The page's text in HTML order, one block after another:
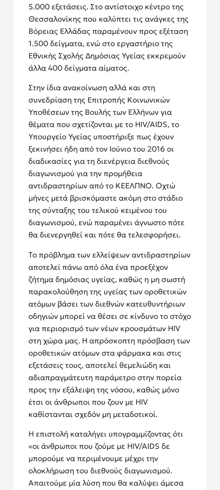
5.000 εξετάσεις. Στο αντίστοιχο κέντρο της
Θεσσαλονίκης που καλύπτει τις ανάγκες της
Βόρειας Ελλάδας παραμένουν προς εξέταση
1.500 δείγματα, ενώ στο εργαστήριο της
Εθνικής Σχολής Δημόσιας Υγείας εκκρεμούν
άλλα 400 δείγματα αίματος.
Στην ίδια ανακοίνωση αλλά και στη
συνεδρίαση της Επιτροπής Κοινωνικών
Υποθέσεων της Βουλής των Ελλήνων για
θέματα που σχετίζονται με το HIV/AIDS, το
Υπουργείο Υγείας υποστήριξε πως έχουν
ξεκινήσει ήδη από τον Ιούνιο του 2016 οι
διαδικασίες για τη διενέργεια διεθνούς
διαγωνισμού για την προμήθεια
αντιδραστηρίων από το ΚΕΕΛΠΝΟ. Οχτώ
μήνες μετά βρισκόμαστε ακόμη στο στάδιο
της σύνταξης του τελικού κειμένου του
διαγωνισμού, ενώ παραμένει άγνωστο πότε
θα διενεργηθεί και πότε θα τελεσφορήσει.
Το πρόβλημα των ελλείψεων αντιδραστηρίων
αποτελεί πάνω από όλα ένα προεξέχον
ζήτημα δημόσιας υγείας, καθώς η μη σωστή
παρακολούθηση της υγείας των οροθετικών
ατόμων βάσει των διεθνών κατευθυντήριων
οδηγιών μπορεί να θέσει σε κίνδυνο το στόχο
για περιορισμό των νέων κρουσμάτων HIV
στη χώρα μας. Η απρόσκοπτη πρόσβαση των
οροθετικών ατόμων στα φάρμακα και στις
εξετάσεις τους, αποτελεί θεμελιώδη και
αδιαπραγμάτευτη παράμετρο στην πορεία
προς την εξάλειψη της νόσου, καθώς μόνο
έτσι οι άνθρωποι που ζουν με HIV
καθίστανται σχεδόν μη μεταδοτικοί.
Η επιστολή καταλήγει υπογραμμίζοντας ότι
«οι άνθρωποι που ζούμε με HIV/AIDS δε
μπορούμε να περιμένουμε μέχρι την
ολοκλήρωση του διεθνούς διαγωνισμού.
Απαιτούμε μία λύση που θα καλύψει άμεσα